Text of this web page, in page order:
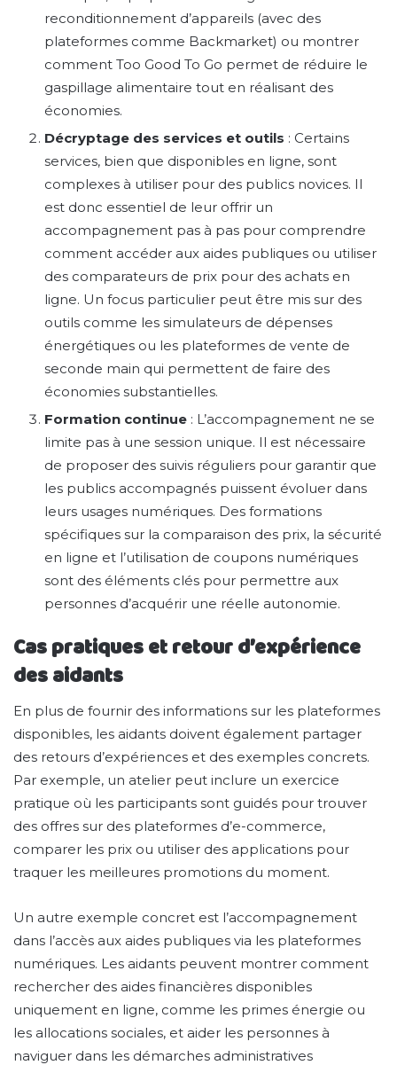
reconditionnement d’appareils (avec des
plateformes comme Backmarket) ou montrer
comment Too Good To Go permet de réduire le
gaspillage alimentaire tout en réalisant des
économies.
Décryptage des services et outils : Certains
services, bien que disponibles en ligne, sont
complexes à utiliser pour des publics novices. Il
est donc essentiel de leur offrir un
accompagnement pas à pas pour comprendre
comment accéder aux aides publiques ou utiliser
des comparateurs de prix pour des achats en
ligne. Un focus particulier peut être mis sur des
outils comme les simulateurs de dépenses
énergétiques ou les plateformes de vente de
seconde main qui permettent de faire des
économies substantielles.
Formation continue : L’accompagnement ne se
limite pas à une session unique. Il est nécessaire
de proposer des suivis réguliers pour garantir que
les publics accompagnés puissent évoluer dans
leurs usages numériques. Des formations
spécifiques sur la comparaison des prix, la sécurité
en ligne et l’utilisation de coupons numériques
sont des éléments clés pour permettre aux
personnes d’acquérir une réelle autonomie.
Cas pratiques et retour d’expérience
des aidants
En plus de fournir des informations sur les plateformes
disponibles, les aidants doivent également partager
des retours d’expériences et des exemples concrets.
Par exemple, un atelier peut inclure un exercice
pratique où les participants sont guidés pour trouver
des offres sur des plateformes d’e-commerce,
comparer les prix ou utiliser des applications pour
traquer les meilleures promotions du moment.
Un autre exemple concret est l’accompagnement
dans l’accès aux aides publiques via les plateformes
numériques. Les aidants peuvent montrer comment
rechercher des aides financières disponibles
uniquement en ligne, comme les primes énergie ou
les allocations sociales, et aider les personnes à
naviguer dans les démarches administratives